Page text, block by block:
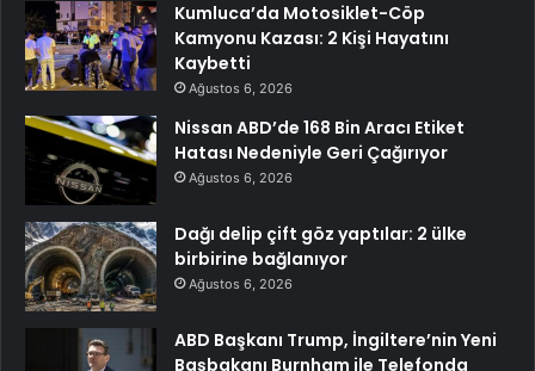
Kumluca’da Motosiklet-Cöp
Kamyonu Kazası: 2 Kişi Hayatını
Kaybetti
Ağustos 6, 2026
Nissan ABD’de 168 Bin Aracı Etiket
Hatası Nedeniyle Geri Çağırıyor
Ağustos 6, 2026
Dağı delip çift göz yaptılar: 2 ülke
birbirine bağlanıyor
Ağustos 6, 2026
ABD Başkanı Trump, İngiltere’nin Yeni
Başbakanı Burnham ile Telefonda